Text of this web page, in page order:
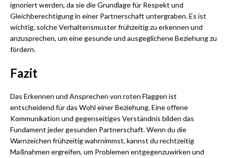
ignoriert werden, da sie die Grundlage für Respekt und
Gleichberechtigung in einer Partnerschaft untergraben. Es ist
wichtig, solche Verhaltensmuster frühzeitig zu erkennen und
anzusprechen, um eine gesunde und ausgeglichene Beziehung zu
fördern.
Fazit
Das Erkennen und Ansprechen von roten Flaggen ist
entscheidend für das Wohl einer Beziehung. Eine offene
Kommunikation und gegenseitiges Verständnis bilden das
Fundament jeder gesunden Partnerschaft. Wenn du die
Warnzeichen frühzeitig wahrnimmst, kannst du rechtzeitig
Maßnahmen ergreifen, um Problemen entgegenzuwirken und